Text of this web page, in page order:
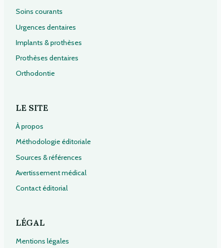
Soins courants
Urgences dentaires
Implants & prothèses
Prothèses dentaires
Orthodontie
LE SITE
À propos
Méthodologie éditoriale
Sources & références
Avertissement médical
Contact éditorial
LÉGAL
Mentions légales